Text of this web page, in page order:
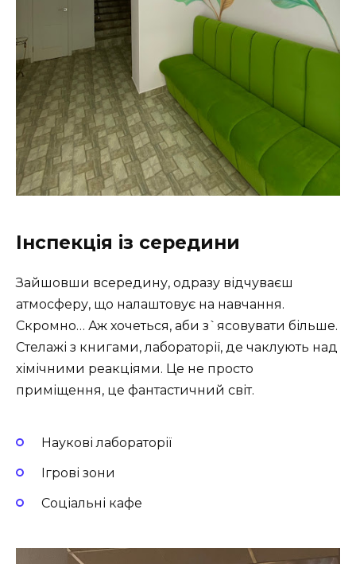
Інспекція із середини
Зайшовши всередину, одразу відчуваєш
атмосферу, що налаштовує на навчання.
Скромно… Аж хочеться, аби з`ясовувати більше.
Стелажі з книгами, лабораторії, де чаклують над
хімічними реакціями. Це не просто
приміщення, це фантастичний світ.
Наукові лабораторії
Ігрові зони
Соціальні кафе